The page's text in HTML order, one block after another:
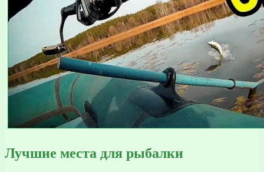
Лучшие места для рыбалки